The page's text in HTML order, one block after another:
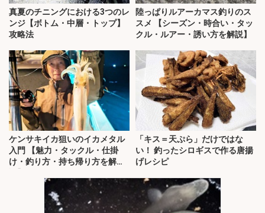
真夏のチニングにおける3つのレ
ンジ【ボトム・中層・トップ】
攻略法
陸っぱりルアーカマス釣りのス
スメ 【シーズン・時合い・タッ
クル・ルアー・誘い方を解説】
ケンサキイカ狙いのイカメタル
入門 【魅力・タックル・仕掛
け・釣り方・持ち帰り方を解
「キス＝天ぷら」だけではな
い！ 釣ったシロギスで作る唐揚
げレシピ